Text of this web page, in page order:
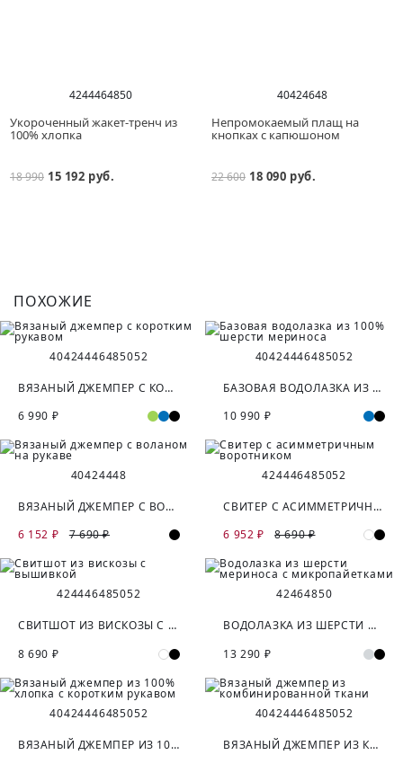
4244464850
Укороченный жакет-тренч из
100% хлопка
18 990 15 192 руб.
40424648
Непромокаемый плащ на
кнопках с капюшоном
22 600 18 090 руб.
ПОХОЖИЕ
40424446485052
ВЯЗАНЫЙ ДЖЕМПЕР С КОРОТКИМ РУКАВОМ
6 990 ₽
40424446485052
БАЗОВАЯ ВОДОЛАЗКА ИЗ 100% ШЕРСТИ МЕРИНОСА
10 990 ₽
40424448
ВЯЗАНЫЙ ДЖЕМПЕР С ВОЛАНОМ НА РУКАВЕ
6 152 ₽
7 690 ₽
424446485052
СВИТЕР С АСИММЕТРИЧНЫМ ВОРОТНИКОМ
6 952 ₽
8 690 ₽
424446485052
СВИТШОТ ИЗ ВИСКОЗЫ С ВЫШИВКОЙ
8 690 ₽
42464850
ВОДОЛАЗКА ИЗ ШЕРСТИ МЕРИНОСА С МИКРОПАЙЕТКАМИ
13 290 ₽
40424446485052
ВЯЗАНЫЙ ДЖЕМПЕР ИЗ 100% ХЛОПКА С КОРОТКИМ РУКАВОМ
40424446485052
ВЯЗАНЫЙ ДЖЕМПЕР ИЗ КОМБИНИРОВАННОЙ ТКАНИ